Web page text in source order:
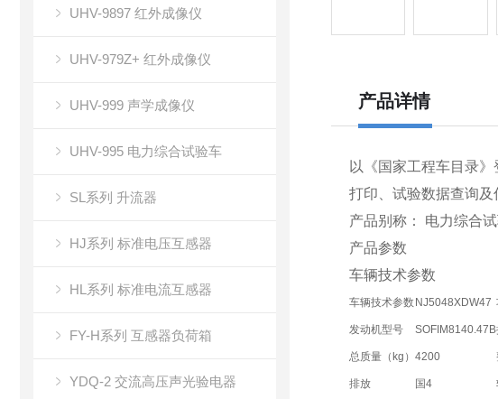
UHV-9897 红外成像仪
UHV-979Z+ 红外成像仪
UHV-999 声学成像仪
UHV-995 电力综合试验车
SL系列 升流器
HJ系列 标准电压互感器
HL系列 标准电流互感器
FY-H系列 互感器负荷箱
YDQ-2 交流高压声光验电器
产品详情
以《国家工程车目录
打印、试验数据查询及
产品别称： 电力综合
产品参数
车辆技术参数
车辆技术参数 NJ5048XDW47
发动机型号 SOFIM8140.47B
总质量（kg） 4200
排放 国4